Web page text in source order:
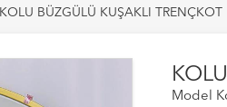
KOLU BÜZGÜLÜ KUŞAKLI TRENÇKOT
Model